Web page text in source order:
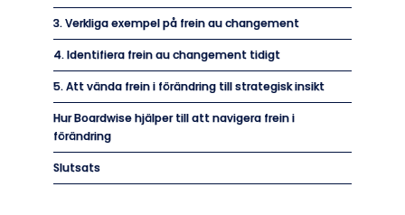
3. Verkliga exempel på frein au changement
4. Identifiera frein au changement tidigt
5. Att vända frein i förändring till strategisk insikt
Hur Boardwise hjälper till att navigera frein i
förändring
Slutsats